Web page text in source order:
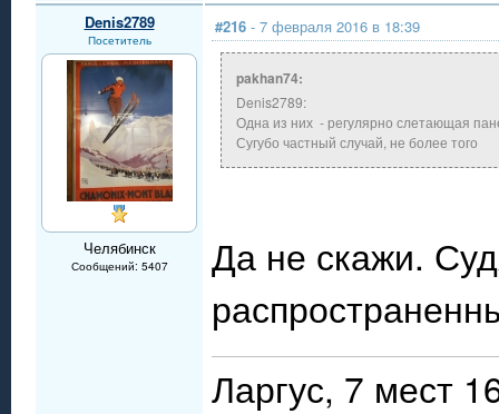
Denis2789
Посетитель
Челябинск
Сообщений: 5407
#216 - 7 февраля 2016 в 18:39
pakhan74:
Denis2789:
Одна из них - регулярно слетающая
Сугубо частный случай, не более того
Да не скажи.
Ларгус, 7 мест